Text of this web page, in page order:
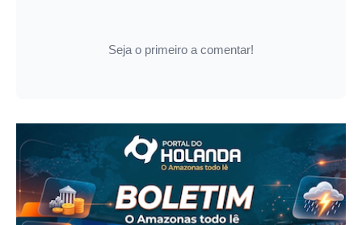
Seja o primeiro a comentar!